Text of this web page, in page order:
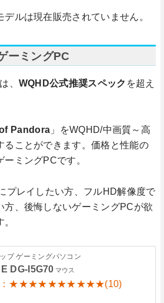
ルは現在販売されていません。
ーミングPC
、 WQHD公式推奨スペック を超え
Pandora 」をWQHD/中画質～高
ることができます。価格と性能の
ミングPCです。
プレイしたい方、フルHD解像度で
方、後悔しないゲーミングPCが欲
プ ゲーミングパソコン
DG-I5G70 マウス
：★★★★★★★★★★(10)